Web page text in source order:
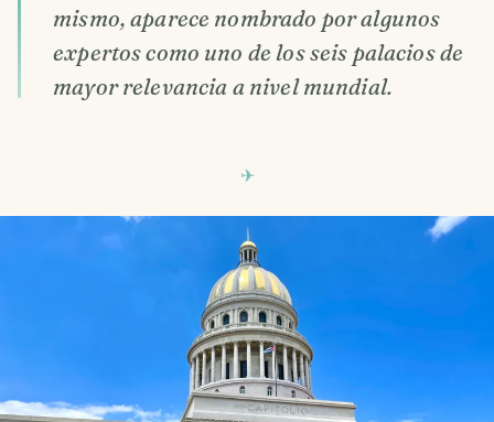
mismo, aparece nombrado por algunos
expertos como uno de los seis palacios de
mayor relevancia a nivel mundial.